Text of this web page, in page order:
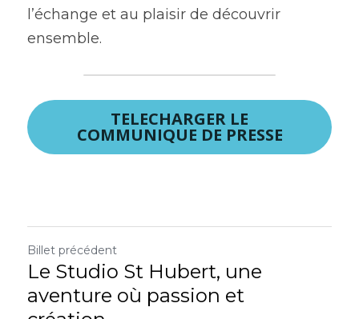
l’échange et au plaisir de découvrir
ensemble.
TELECHARGER LE
COMMUNIQUE DE PRESSE
Billet précédent
Le Studio St Hubert, une
aventure où passion et